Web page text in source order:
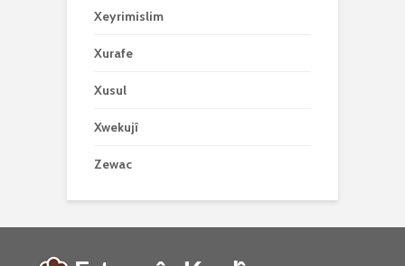
Xeyrimislim
Xurafe
Xusul
Xwekujî
Zewac